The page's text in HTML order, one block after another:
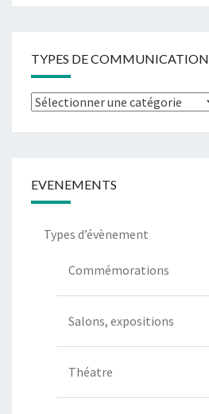
TYPES DE COMMUNICATION
Types
EVENEMENTS
Types d’évènement
Commémorations
Salons, expositions
Théatre